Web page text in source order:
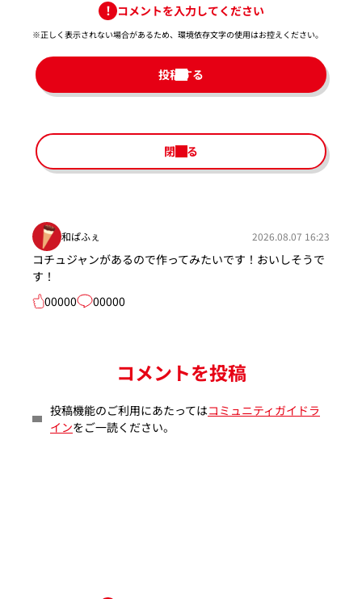
コメントを入力してください
※正しく表示されない場合があるため、環境依存文字の使用はお控えください。​
投稿する
閉じる
和ぱふぇ 2026.08.07 16:23
コチュジャンがあるので作ってみたいです！おいしそうで
す！
00000
00000
コメントを投稿
投稿機能のご利用にあたってはコミュニティガイドラ
インをご一読ください。